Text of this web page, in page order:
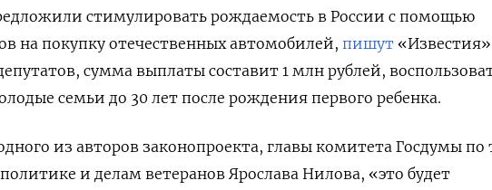
стимулировать рождаемость в России с помощью
на покупку отечественных автомобилей, пишут
сумма выплаты составит 1 млн рублей,
семьи до 30 лет после рождения первого ребенка.
из авторов законопроекта, главы комитета Госдумы по
и делам ветеранов Ярослава Нилова, «это будет